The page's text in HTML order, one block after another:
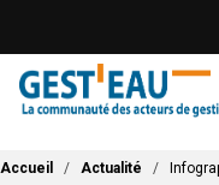
contenu
principal
Fil d'Ariane
Accueil Actualité